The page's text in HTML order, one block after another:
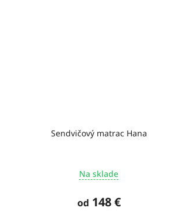
Sendvičový matrac Hana
Na sklade
od 148 €